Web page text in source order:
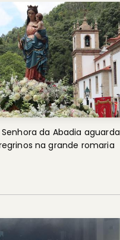
da Abadia aguarda
na grande romaria